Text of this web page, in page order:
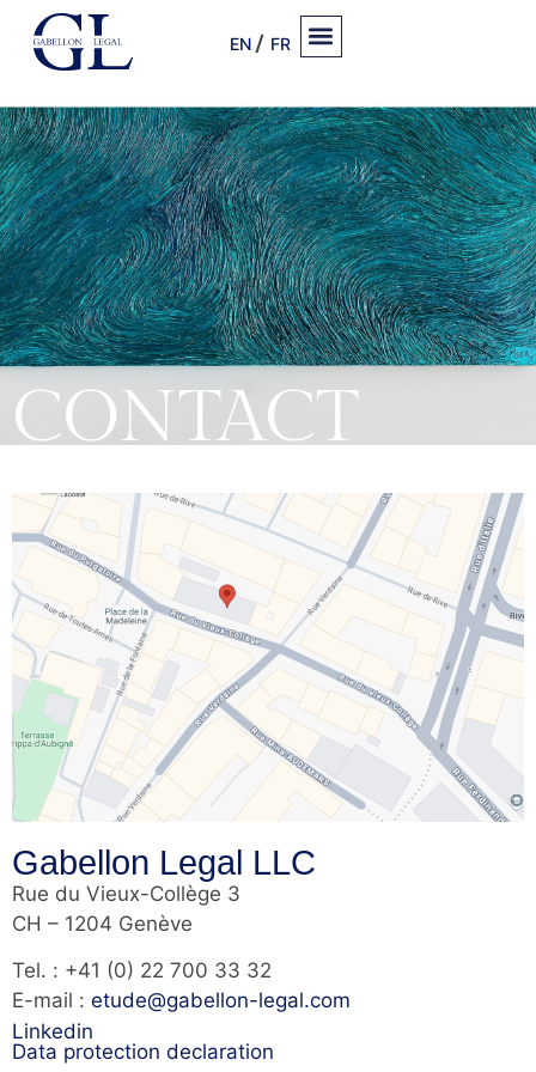
EN FR
CONTACT
Gabellon Legal LLC
Rue du Vieux-Collège 3
CH – 1204 Genève
Tel. : +41 (0) 22 700 33 32
E-mail : etude@gabellon-legal.com
Linkedin
Data protection declaration